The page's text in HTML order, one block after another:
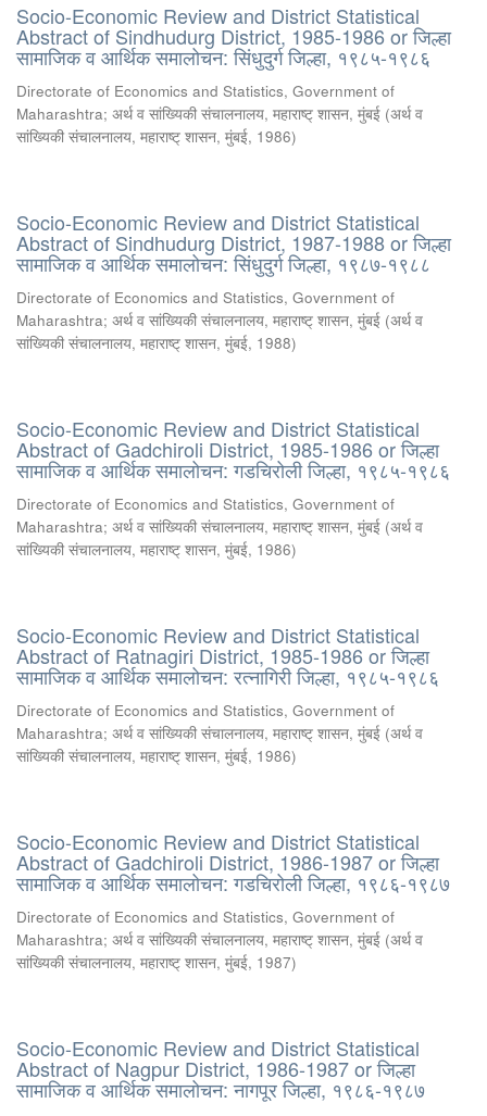
Socio-Economic Review and District Statistical
Abstract of Sindhudurg District, 1985-1986 or जिल्हा
सामाजिक व आर्थिक समालोचन: सिंधुदुर्ग जिल्हा, १९८५-१९८६
Directorate of Economics and Statistics, Government of
Maharashtra; अर्थ व सांख्यिकी संचालनालय, महाराष्ट् शासन, मुंबई (अर्थ व
सांख्यिकी संचालनालय, महाराष्ट् शासन, मुंबई, 1986)
Socio-Economic Review and District Statistical
Abstract of Sindhudurg District, 1987-1988 or जिल्हा
सामाजिक व आर्थिक समालोचन: सिंधुदुर्ग जिल्हा, १९८७-१९८८
Directorate of Economics and Statistics, Government of
Maharashtra; अर्थ व सांख्यिकी संचालनालय, महाराष्ट् शासन, मुंबई (अर्थ व
सांख्यिकी संचालनालय, महाराष्ट् शासन, मुंबई, 1988)
Socio-Economic Review and District Statistical
Abstract of Gadchiroli District, 1985-1986 or जिल्हा
सामाजिक व आर्थिक समालोचन: गडचिरोली जिल्हा, १९८५-१९८६
Directorate of Economics and Statistics, Government of
Maharashtra; अर्थ व सांख्यिकी संचालनालय, महाराष्ट् शासन, मुंबई (अर्थ व
सांख्यिकी संचालनालय, महाराष्ट् शासन, मुंबई, 1986)
Socio-Economic Review and District Statistical
Abstract of Ratnagiri District, 1985-1986 or जिल्हा
सामाजिक व आर्थिक समालोचन: रत्नागिरी जिल्हा, १९८५-१९८६
Directorate of Economics and Statistics, Government of
Maharashtra; अर्थ व सांख्यिकी संचालनालय, महाराष्ट् शासन, मुंबई (अर्थ व
सांख्यिकी संचालनालय, महाराष्ट् शासन, मुंबई, 1986)
Socio-Economic Review and District Statistical
Abstract of Gadchiroli District, 1986-1987 or जिल्हा
सामाजिक व आर्थिक समालोचन: गडचिरोली जिल्हा, १९८६-१९८७
Directorate of Economics and Statistics, Government of
Maharashtra; अर्थ व सांख्यिकी संचालनालय, महाराष्ट् शासन, मुंबई (अर्थ व
सांख्यिकी संचालनालय, महाराष्ट् शासन, मुंबई, 1987)
Socio-Economic Review and District Statistical
Abstract of Nagpur District, 1986-1987 or जिल्हा
सामाजिक व आर्थिक समालोचन: नागपूर जिल्हा, १९८६-१९८७